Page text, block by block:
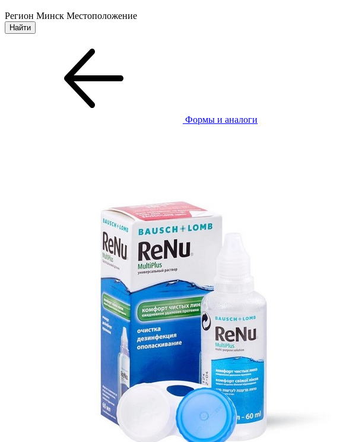
Регион Минск Местоположение
Формы и аналоги